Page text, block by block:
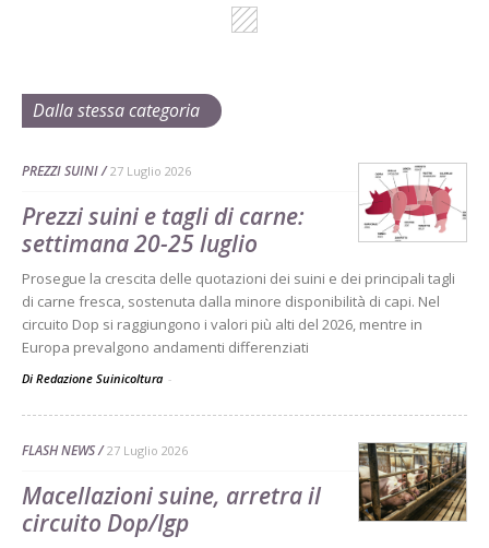
Dalla stessa categoria
PREZZI SUINI 27 Luglio 2026
Prezzi suini e tagli di carne:
settimana 20-25 luglio
Prosegue la crescita delle quotazioni dei suini e dei principali tagli
di carne fresca, sostenuta dalla minore disponibilità di capi. Nel
circuito Dop si raggiungono i valori più alti del 2026, mentre in
Europa prevalgono andamenti differenziati
Di Redazione Suinicoltura -
FLASH NEWS 27 Luglio 2026
Macellazioni suine, arretra il
circuito Dop/Igp